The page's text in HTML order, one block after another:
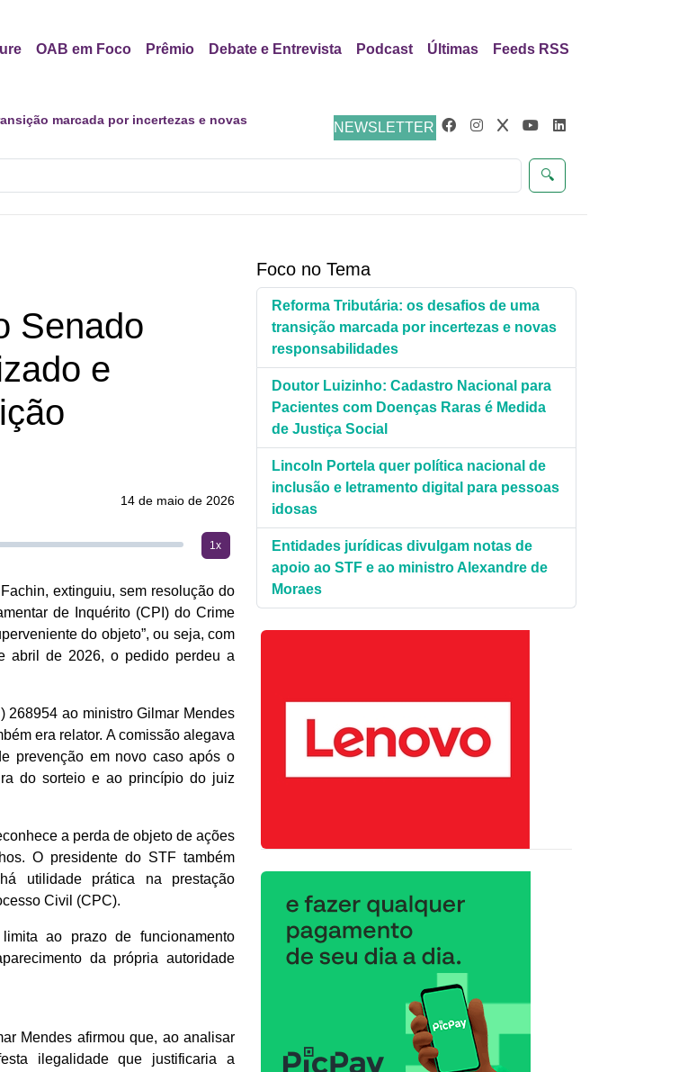
OAB em Foco Prêmio Debate e Entrevista Podcast Últimas Feeds RSS
NEWSLETTER
🔍
com Doenças Raras é Medida de Justiça
Senado
e
14 de maio de 2026
1x
extinguiu, sem resolução do
de Inquérito (CPI) do Crime
do objeto”, ou seja, com
abril de 2026, o pedido perdeu a
268954 ao ministro Gilmar Mendes
era relator. A comissão alegava
prevenção em novo caso após o
do sorteio e ao princípio do juiz
a perda de objeto de ações
O presidente do STF também
utilidade prática na prestação
Civil (CPC).
ao prazo de funcionamento
da própria autoridade
Mendes afirmou que, ao analisar
ilegalidade que justificaria a
Foco no Tema
Reforma Tributária: os desafios de uma
transição marcada por incertezas e novas
responsabilidades
Doutor Luizinho: Cadastro Nacional para
Pacientes com Doenças Raras é Medida
de Justiça Social
Lincoln Portela quer política nacional de
inclusão e letramento digital para pessoas
idosas
Entidades jurídicas divulgam notas de
apoio ao STF e ao ministro Alexandre de
Moraes